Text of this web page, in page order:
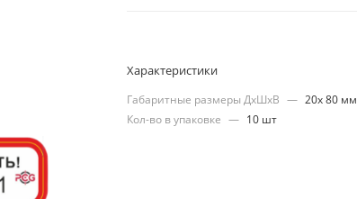
Характеристики
Габаритные размеры ДхШхВ — 20х 80 мм
Кол-во в упаковке — 10 шт